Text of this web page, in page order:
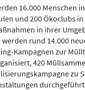
16.000 Menschen
und 200 Ökoclubs
in ihrer
rund 14.000
Kampagnen zur
420
zu